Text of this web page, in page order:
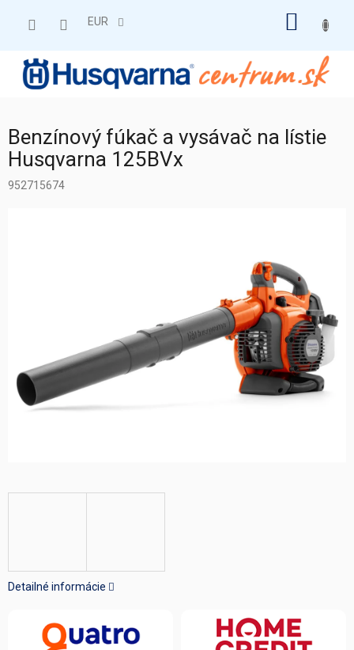
EUR
Benzínový fúkač a vysávač na lístie
Husqvarna 125BVx
952715674
Detailné informácie